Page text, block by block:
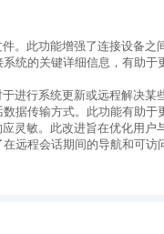
。此功能增强了连接设备之
统的关键详细信息，有助于
进行系统更新或远程解决某
据传输方式。此功能有助于
灵敏。此改进旨在优化用户
远程会话期间的导航和可访